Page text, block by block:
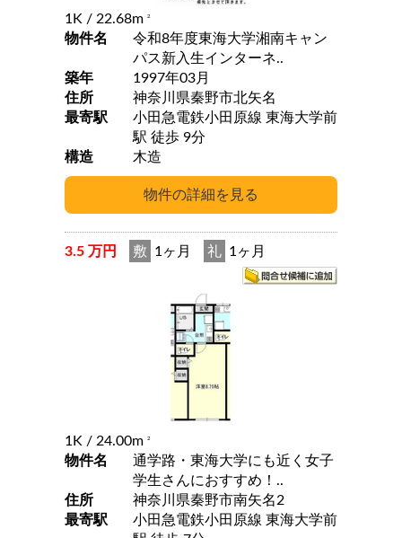
1K / 22.68m 2
物件名
令和8年度東海大学湘南キャン
パス新入生インターネ..
築年
1997年03月
住所
神奈川県秦野市北矢名
最寄駅
小田急電鉄小田原線 東海大学前
駅 徒歩 9分
構造
木造
3.5 万円 敷 1ヶ月 礼 1ヶ月
1K / 24.00m 2
物件名
通学路・東海大学にも近く女子
学生さんにおすすめ！..
住所
神奈川県秦野市南矢名2
最寄駅
小田急電鉄小田原線 東海大学前